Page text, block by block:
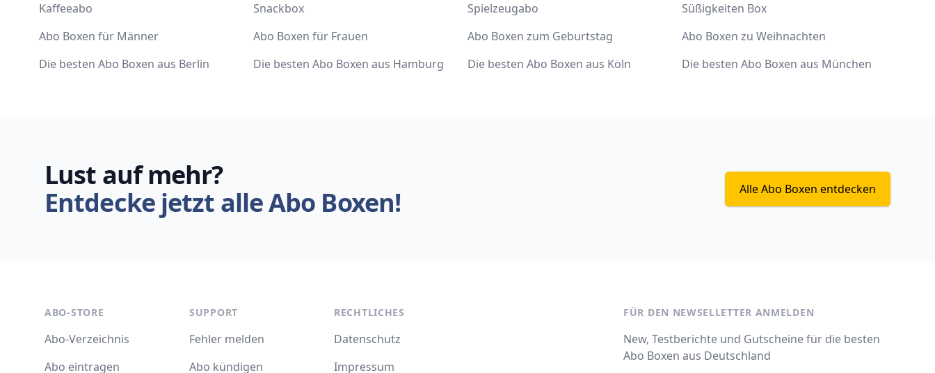
Kaffeeabo
Snackbox Spielzeugabo
Süßigkeiten Box
Abo Boxen für Männer
Abo Boxen für Frauen Abo Boxen zum Geburtstag
Abo Boxen zu Weihnachten
Die besten Abo Boxen aus Berlin
Die besten Abo Boxen aus Hamburg Die besten Abo Boxen aus Köln Die besten Abo Boxen aus München
Lust auf mehr?
Entdecke jetzt alle Abo Boxen!
Alle Abo Boxen entdecken
ABO-STORE
Abo-Verzeichnis
Abo eintragen
SUPPORT
Fehler melden
Abo kündigen
RECHTLICHES
Datenschutz
Impressum
FÜR DEN NEWSELLETTER ANMELDEN
New, Testberichte und Gutscheine für die besten
Abo Boxen aus Deutschland